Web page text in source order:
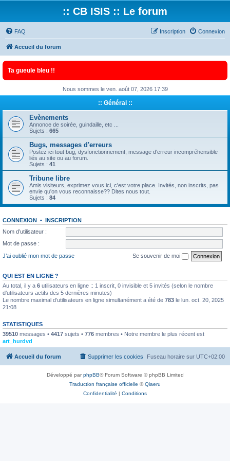
:: CB ISIS :: Le forum
FAQ Connexion
Inscription
Accueil du forum
Ta gueule bleu !!
Nous sommes le ven. août 07, 2026 17:39
:: Général ::
Evènements
Annonce de soirée, guindaille, etc ...
Sujets : 665
Bugs, messages d'erreurs
Postez ici tout bug, dysfonctionnement, message d'erreur incompréhensible
liés au site ou au forum.
Sujets : 41
Tribune libre
Amis visiteurs, exprimez vous ici, c'est votre place. Invités, non inscrits, pas
envie qu'on vous reconnaisse?? Dites nous tout.
Sujets : 84
CONNEXION • INSCRIPTION
Nom d’utilisateur :
Mot de passe :
J’ai oublié mon mot de passe
Se souvenir de moi
QUI EST EN LIGNE ?
Au total, il y a 6 utilisateurs en ligne :: 1 inscrit, 0 invisible et 5 invités (selon le nombre
d’utilisateurs actifs des 5 dernières minutes)
Le nombre maximal d’utilisateurs en ligne simultanément a été de 783 le lun. oct. 20, 2025
21:08
STATISTIQUES
39510 messages • 4417 sujets • 776 membres • Notre membre le plus récent est
art_hurdvd
Accueil du forum Fuseau horaire sur UTC+02:00
Supprimer les cookies
Développé parphpBB® Forum Software © phpBB Limited
Traduction française officielle ©Qiaeru
Confidentialité | Conditions